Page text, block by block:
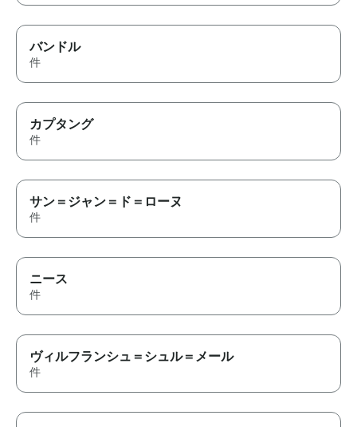
バンドル
件
カプタング
件
サン＝ジャン＝ド＝ローヌ
件
ニース
件
ヴィルフランシュ＝シュル＝メール
件